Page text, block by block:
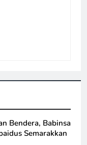
Bendera, Babinsa
Semarakkan